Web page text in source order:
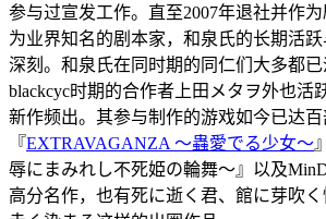
参与过宣发工作。直至2007年退社并作
为业界知名的剧本家，和泉氏的长期活
深刻。和泉氏在同时期的同仁们大多都
blackcyc时期的合作者上田メタヲ外也活
新作频出。其参与制作的游戏如今已达
『EXTRAVAGANZA 〜蟲愛でる少女〜
辱にまみれし不死姫の輪舞〜』以及
高分名作，也有死に逝く君、館に芽吹